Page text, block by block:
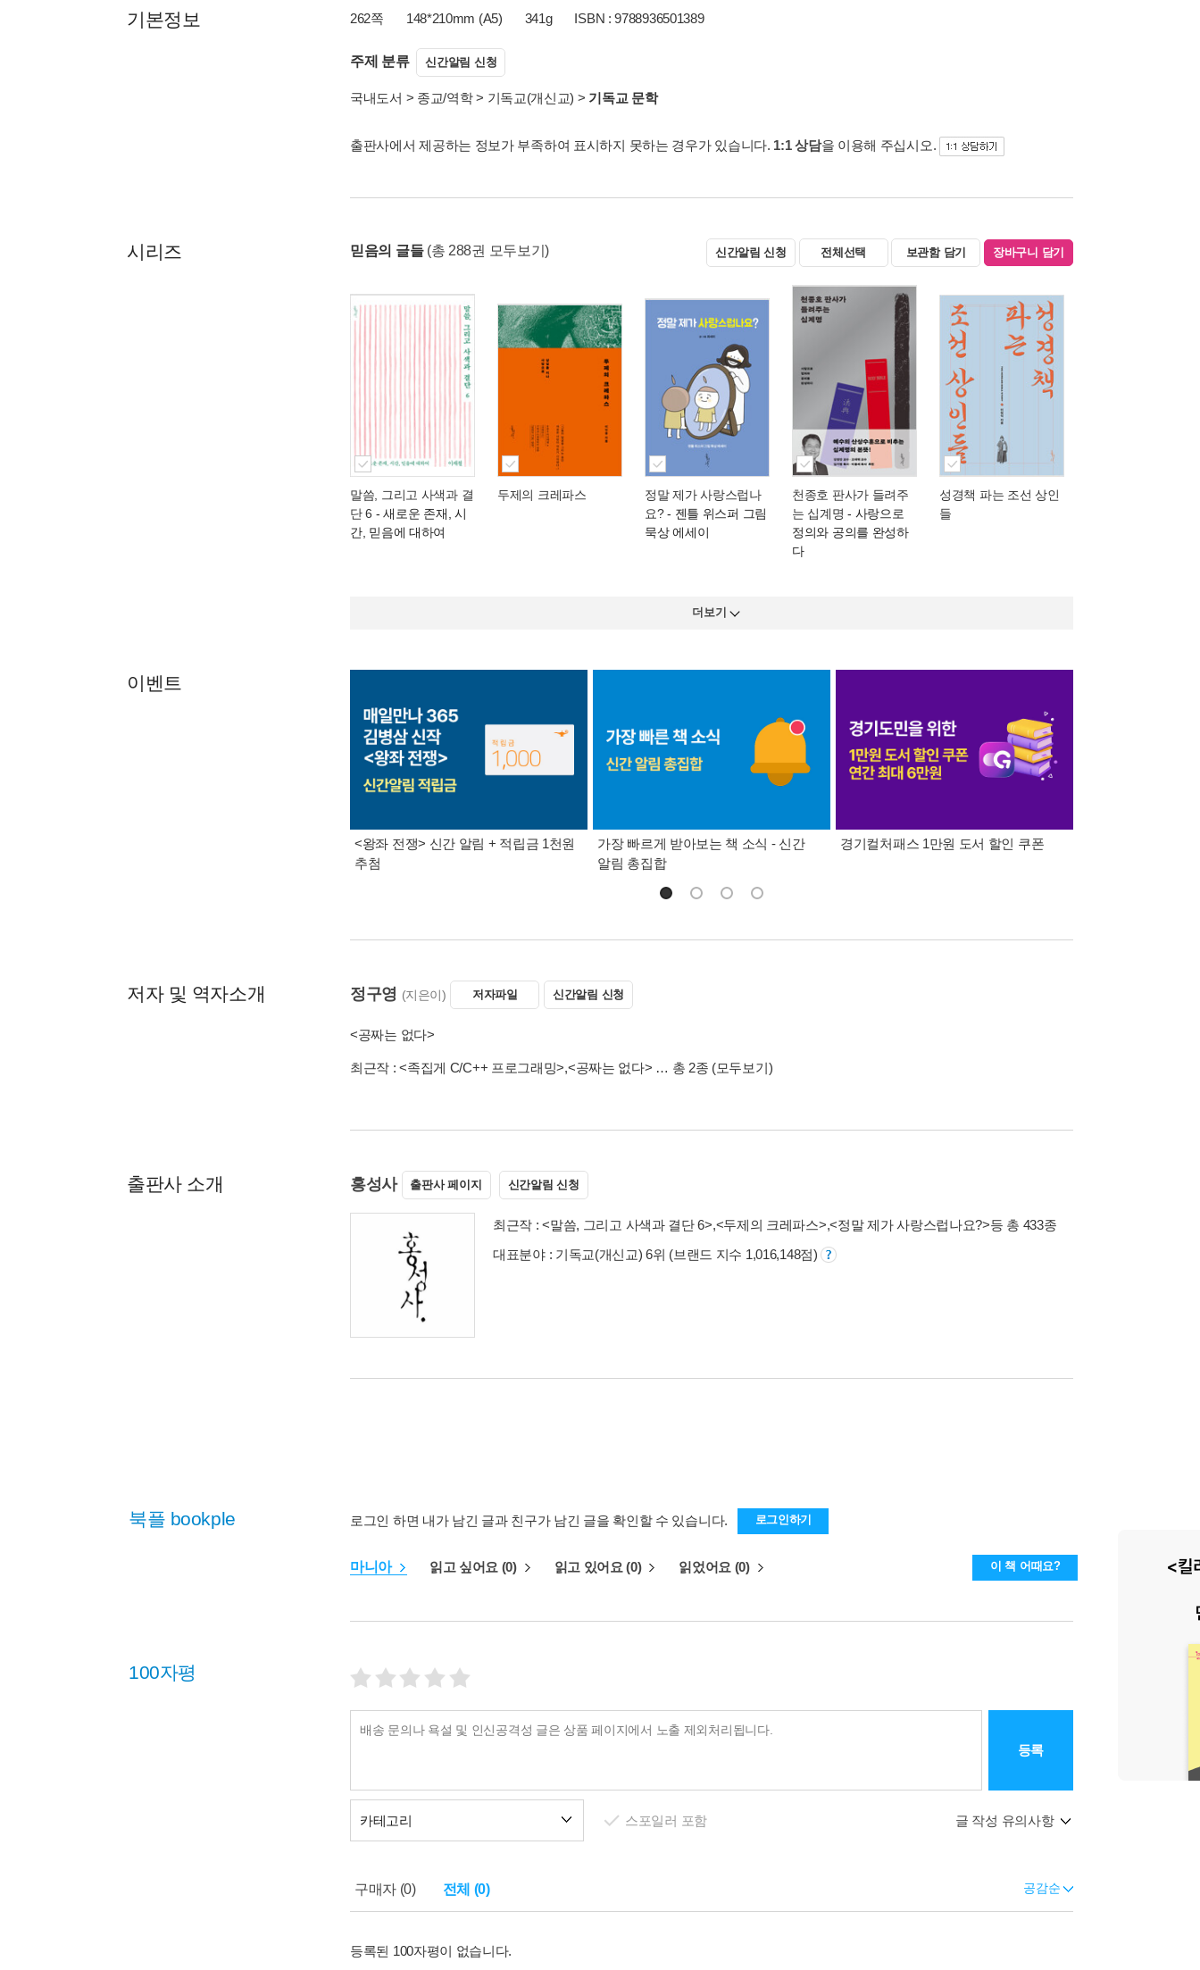
기본정보 262쪽 148*210mm (A5) 341g ISBN : 9788936501389
주제 분류 신간알림 신청
국내도서 > 종교/역학> 기독교(개신교) > 기독교 문학
출판사에서 제공하는 정보가 부족하여 표시하지 못하는 경우가 있습니다. 1:1 상담을 이용해 주십시오.
시리즈 믿음의 글들 (총 288권 모두보기) 신간알림 신청 전체선택 보관함 담기 장바구니 담기
말씀, 그리고 사색과 결
단 6 - 새로운 존재, 시
간, 믿음에 대하여
두제의 크레파스
정말 제가 사랑스럽나
요?- 젠틀 위스퍼 그림
묵상 에세이
천종호 판사가 들려주
는 십계명 - 사랑으로
정의와 공의를 완성하
다
성경책 파는 조선 상인
들
더보기
이벤트
<왕좌 전쟁> 신간 알림 + 적립금 1천원
추첨
가장 빠르게 받아보는 책 소식 - 신간
알림 총집합
경기컬처패스 1만원 도서 할인 쿠폰
저자 및 역자소개 정구영 (지은이) 저자파일 신간알림 신청
<공짜는 없다>
최근작 :<족집게 C/C++ 프로그래밍>,<공짜는 없다> … 총 2종 (모두보기)
출판사 소개 홍성사 출판사 페이지 신간알림 신청
최근작 :<말씀, 그리고 사색과 결단 6>,<두제의 크레파스>,<정말 제가 사랑스럽나요?>등 총 433종
대표분야 : 기독교(개신교) 6위 (브랜드 지수 1,016,148점)
북플 bookple 로그인 하면 내가 남긴 글과 친구가 남긴 글을 확인할 수 있습니다. 로그인하기
마니아 읽고 싶어요 (0) 읽고 있어요 (0) 읽었어요 (0) 이 책 어때요?
100자평
등록
카테고리 스포일러 포함 글 작성 유의사항
구매자 (0) 전체 (0) 공감순
등록된 100자평이 없습니다.